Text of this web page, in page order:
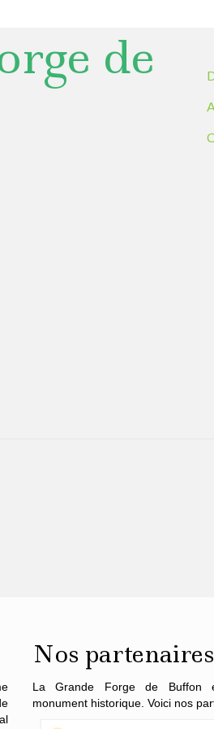
de
Nos partenaires
La Grande Forge de Buffon
monument historique. Voici nos